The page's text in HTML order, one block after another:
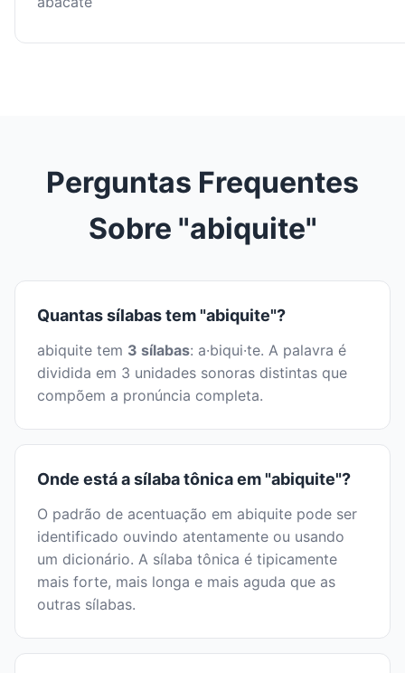
Perguntas Frequentes
Sobre "abiquite"
Quantas sílabas tem "abiquite"?
abiquite tem 3 sílabas: a·biqui·te. A palavra é
dividida em 3 unidades sonoras distintas que
compõem a pronúncia completa.
Onde está a sílaba tônica em "abiquite"?
O padrão de acentuação em abiquite pode ser
identificado ouvindo atentamente ou usando
um dicionário. A sílaba tônica é tipicamente
mais forte, mais longa e mais aguda que as
outras sílabas.